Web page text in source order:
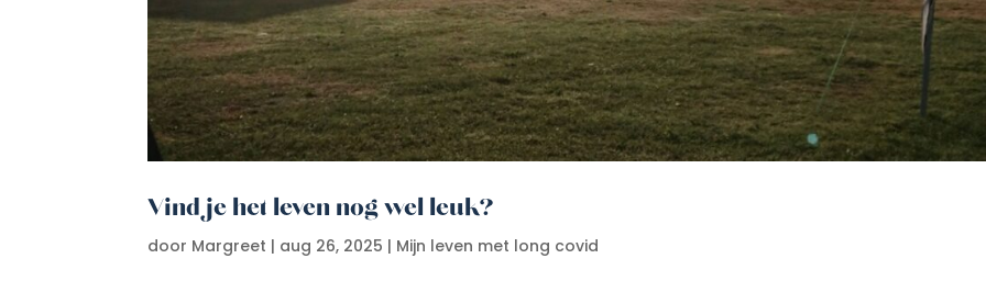
Vind je het leven nog wel leuk?
door Margreet | aug 26, 2025 | Mijn leven met long covid